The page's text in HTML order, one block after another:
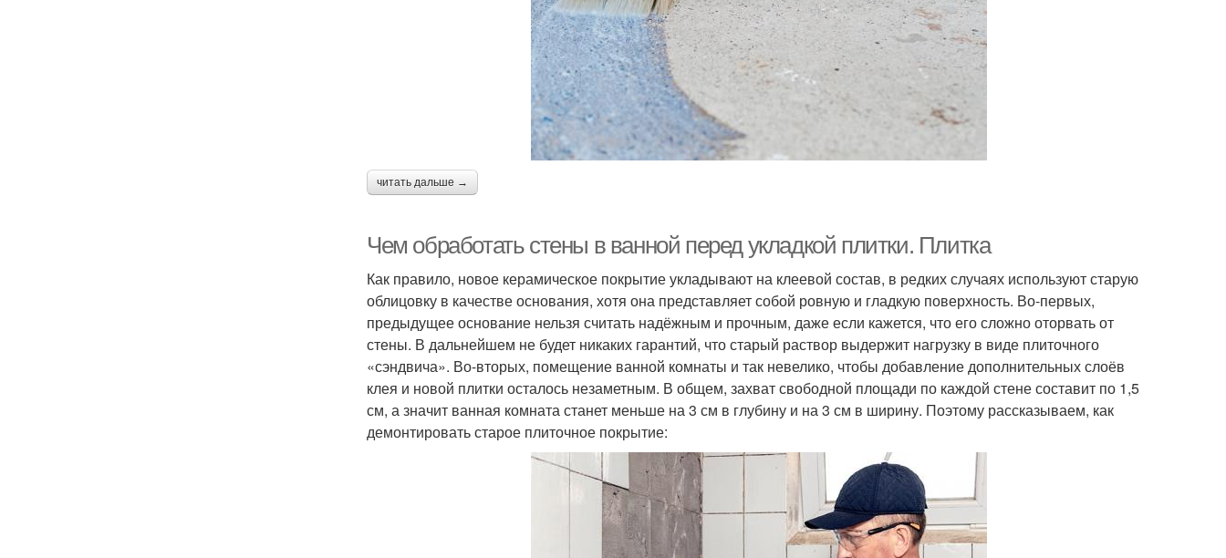
читать дальше →
Чем обработать стены в ванной перед укладкой плитки. Плитка
Как правило, новое керамическое покрытие укладывают на клеевой состав, в редких случаях используют старую
облицовку в качестве основания, хотя она представляет собой ровную и гладкую поверхность. Во-первых,
предыдущее основание нельзя считать надёжным и прочным, даже если кажется, что его сложно оторвать от
стены. В дальнейшем не будет никаких гарантий, что старый раствор выдержит нагрузку в виде плиточного
«сэндвича». Во-вторых, помещение ванной комнаты и так невелико, чтобы добавление дополнительных слоёв
клея и новой плитки осталось незаметным. В общем, захват свободной площади по каждой стене составит по 1,5
см, а значит ванная комната станет меньше на 3 см в глубину и на 3 см в ширину. Поэтому рассказываем, как
демонтировать старое плиточное покрытие: